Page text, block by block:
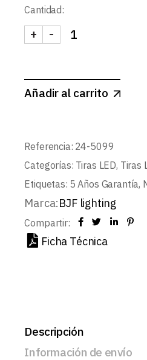
Cantidad:
TIRA 24V PRO 10W/m
-
+
Añadir al carrito
Referencia: 24-5099
Categorías: Tiras LED, Tiras
Etiquetas: 5 Años Garantía,
Marca:BJF lighting
Compartir:
Ficha Técnica
Descripción
Información de envío